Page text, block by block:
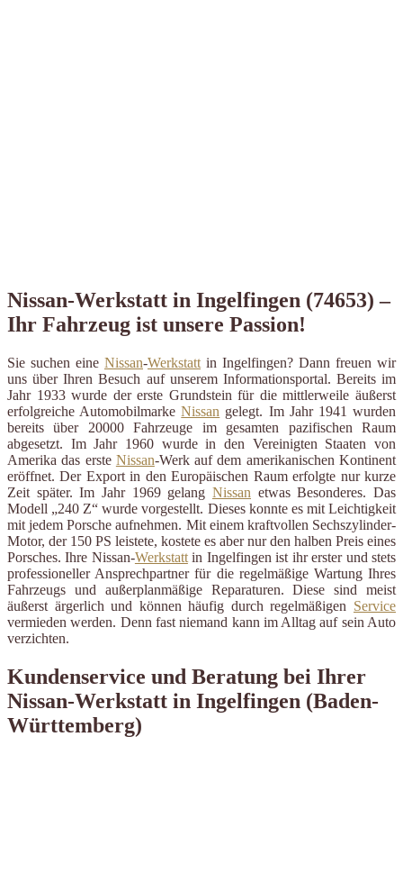
Nissan-Werkstatt in Ingelfingen (74653) –
Ihr Fahrzeug ist unsere Passion!
Sie suchen eine Nissan-Werkstatt in Ingelfingen? Dann freuen wir
uns über Ihren Besuch auf unserem Informationsportal. Bereits im
Jahr 1933 wurde der erste Grundstein für die mittlerweile äußerst
erfolgreiche AutomobilmarkeNissan gelegt. Im Jahr 1941 wurden
bereits über 20000 Fahrzeuge im gesamten pazifischen Raum
abgesetzt. Im Jahr 1960 wurde in den Vereinigten Staaten von
Amerika das erste Nissan-Werk auf dem amerikanischen Kontinent
eröffnet. Der Export in den Europäischen Raum erfolgte nur kurze
Zeit später. Im Jahr 1969 gelang Nissan etwas Besonderes. Das
Modell „240 Z“ wurde vorgestellt. Dieses konnte es mit Leichtigkeit
mit jedem Porsche aufnehmen. Mit einem kraftvollen Sechszylinder-
Motor, der 150 PS leistete, kostete es aber nur den halben Preis eines
Porsches. Ihre Nissan-Werkstattin Ingelfingen ist ihr erster und stets
professioneller Ansprechpartner für die regelmäßige Wartung Ihres
Fahrzeugs und außerplanmäßige Reparaturen. Diese sind meist
äußerst ärgerlich und können häufig durch regelmäßigen Service
vermieden werden. Denn fast niemand kann im Alltag auf sein Auto
verzichten.
Kundenservice und Beratung bei Ihrer
Nissan-Werkstatt in Ingelfingen (Baden-
Württemberg)